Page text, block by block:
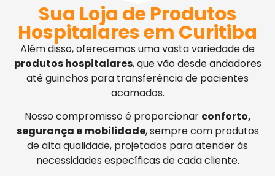
Sua Loja de Produtos
Hospitalares em Curitiba
Além disso, oferecemos uma vasta variedade de
produtos hospitalares, que vão desde andadores
até guinchos para transferência de pacientes
acamados.
Nosso compromisso é proporcionar conforto,
segurança e mobilidade, sempre com produtos
de alta qualidade, projetados para atender às
necessidades específicas de cada cliente.